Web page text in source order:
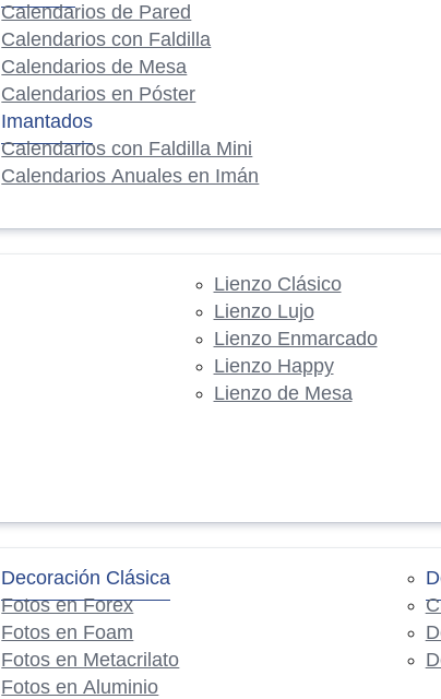
Calendarios de Pared
Calendarios con Faldilla
Calendarios de Mesa
Calendarios en Póster
Imantados
Calendarios con Faldilla Mini
Calendarios Anuales en Imán
Lienzo Clásico
Lienzo Lujo
Lienzo Enmarcado
Lienzo Happy
Lienzo de Mesa
Decoración Clásica
Fotos en Forex
Fotos en Foam
Fotos en Metacrilato
Fotos en Aluminio